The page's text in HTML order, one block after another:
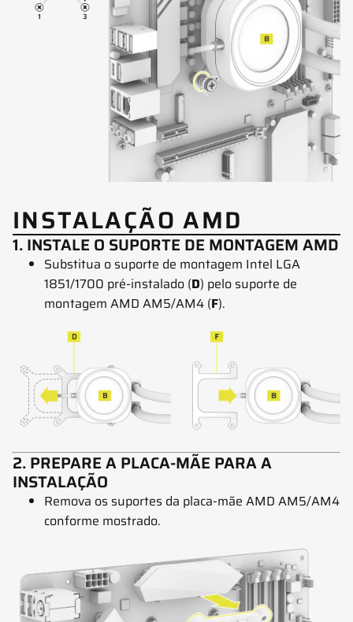
INSTALAÇÃO AMD
1. INSTALE O SUPORTE DE MONTAGEM AMD
Substitua o suporte de montagem Intel LGA
1851/1700 pré-instalado (D) pelo suporte de
montagem AMD AM5/AM4 (F).
2. PREPARE A PLACA-MÃE PARA A
INSTALAÇÃO
Remova os suportes da placa-mãe AMD AM5/AM4
conforme mostrado.